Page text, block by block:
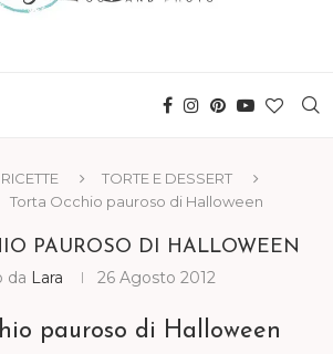
TORTE E DESSERT
Torta Occhio pauroso di Halloween
PAUROSO DI HALLOWEEN
da Lara 26 Agosto 2012
pauroso di Halloween